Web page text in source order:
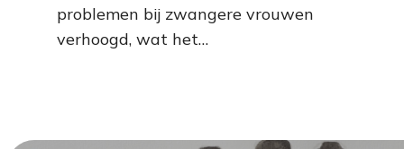
problemen bij zwangere vrouwen
verhoogd, wat het…